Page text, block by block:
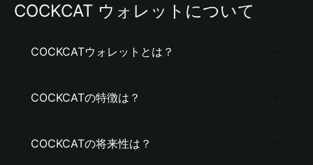
COCKCAT ウォレットについて
COCKCATウォレットとは？
COCKCATの特徴は？
COCKCATの将来性は？